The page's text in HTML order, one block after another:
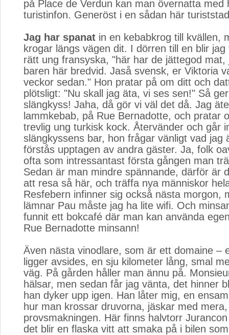
på Place de Verdun kan man övernatta med
turistinfon. Generöst i en sådan här
Jag har spanat in en kebabkrog till kvällen,
krogar längs vägen dit. I dörren till en blir jag
rätt ung fransyska, "här har de jättegod mat,
baren här bredvid. Jaså svensk, er Viktoria
veckor sedan." Hon pratar på om ditt och
plötsligt: "Nu skall jag äta, vi ses sen!" Så
slängkyss! Jaha, då gör vi väl det då. Jag
lammkebab, på Rue Bernadotte, och pratar
trevlig ung turkisk kock. Återvänder och går
slängkyssens bar, hon frågar vänligt vad jag
förstås upptagen av andra gäster. Ja, folk
ofta som intressantast första gången man
Sedan är man mindre spännande, därför är
att resa så här, och träffa nya människor
Resfebern infinner sig också nästa morgon,
lämnar Pau måste jag ha lite wifi. Och
funnit ett bokcafé där man kan använda
Rue Bernadotte minsann!
Även nästa vinodlare, som är ett domaine –
ligger avsides, en sju kilometer lång, smal
väg. På gården håller man ännu på.
hälsar, men sedan får jag vänta, det hinner
han dyker upp igen. Han låter mig, en
hur man krossar druvorna, jäskar med
provsmakningen. Här finns halvtorr
det blir en flaska vitt att smaka på i bilen